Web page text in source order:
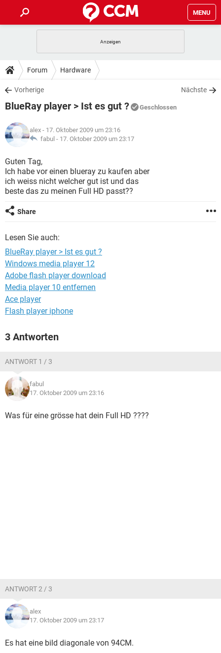
MENU
ANDROID
WINDOWS 10
WHATSAPP TIKTOK
FACEBOOK
TIPPS & TRICKS
SPIELE
WHATSAPP TIKTOK
FACEBOOK
DOWNLOADS
SPIELE STREAMING
ANDROID
WINDOWS 10 INSTAGRAM
WHATSAPP
FACEBOOK HARDWARE
SPIELE STREAMING
ANDROID
WINDOWS 10
WHATSAPP TIKTOK
LEXIKON
SPIELE
ANDROID IOS
WINDOWS 10 INSTAGRAM
WHATSAPP
Forum Hardware
Vorherige Nächste
BlueRay player > Ist es gut ? Geschlossen
alex - 17. Oktober 2009 um 23:16
fabul - 17. Oktober 2009 um 23:17
Guten Tag,
Ich habe vor einen blueray zu kaufen aber
ich weiss nicht welcher gut ist und das
beste das zu meinen Full HD passt??
Share
Lesen Sie auch:
BlueRay player > Ist es gut ?
Windows media player 12
Adobe flash player download
Media player 10 entfernen
Ace player
Flash player iphone
3 Antworten
ANTWORT 1 / 3
fabul
17. Oktober 2009 um 23:16
Was für eine grösse hat dein Full HD ????
ANTWORT 2 / 3
alex
17. Oktober 2009 um 23:17
Es hat eine bild diagonale von 94CM.